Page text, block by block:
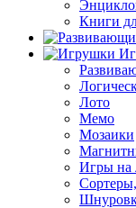
Книги
Лото
Мемо
Мозаики
Игры на